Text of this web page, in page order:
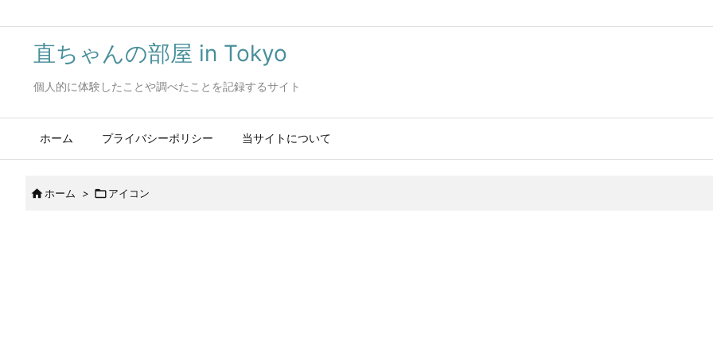
直ちゃんの部屋 in Tokyo
個人的に体験したことや調べたことを記録するサイト
ホーム プライバシーポリシー 当サイトについて
 ホーム > アイコン